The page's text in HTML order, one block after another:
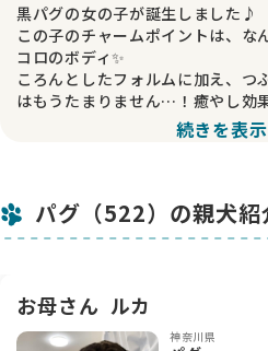
黒パグの女の子が誕生しました♪
この子のチャームポイントは、な
コロのボディ✨
ころんとしたフォルムに加え、つ
はもうたまりません…！癒やし効
ママは、落ち着いた性格で甘えん
お顔も整っていて、まさに将来有
家庭的な環境で、大切に大切に育
迎えいただけます。
ぜひぜひこの癒やしガールに会い
続きを表
パグ（522）の親犬紹
お母さん ルカ
神奈川県